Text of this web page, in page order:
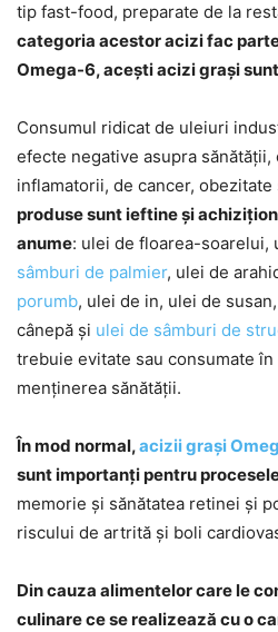
tip fast-food, preparate de la
categoria acestor acizi fac
Omega-6, acești acizi grași
Consumul ridicat de uleiuri
efecte negative asupra
inflamatorii, de cancer, obezitate
produse sunt ieftine și
anume: ulei de floarea-soarelui,
sâmburi de palmier, ulei de
porumb, ulei de in, ulei de
cânepă și ulei de sâmburi de
trebuie evitate sau consumate
menținerea sănătății.
În mod normal,acizii grași
sunt importanți pentru
memorie și sănătatea retinei și
riscului de artrită și boli
Din cauza alimentelor care le
culinare ce se realizează cu o